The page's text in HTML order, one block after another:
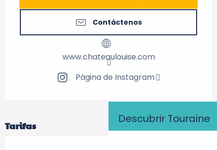
Descubrir Touraine
Contáctenos
www.chateaulouise.com
Página de Instagram
Tarifas